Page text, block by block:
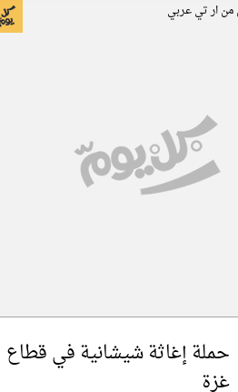
من ار تي عربي
حملة إغاثة شيشانية في قطاع
غزة